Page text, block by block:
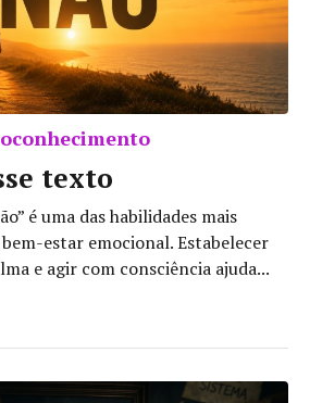
texto
é uma das habilidades mais
estar emocional. Estabelecer
e agir com consciência ajuda...